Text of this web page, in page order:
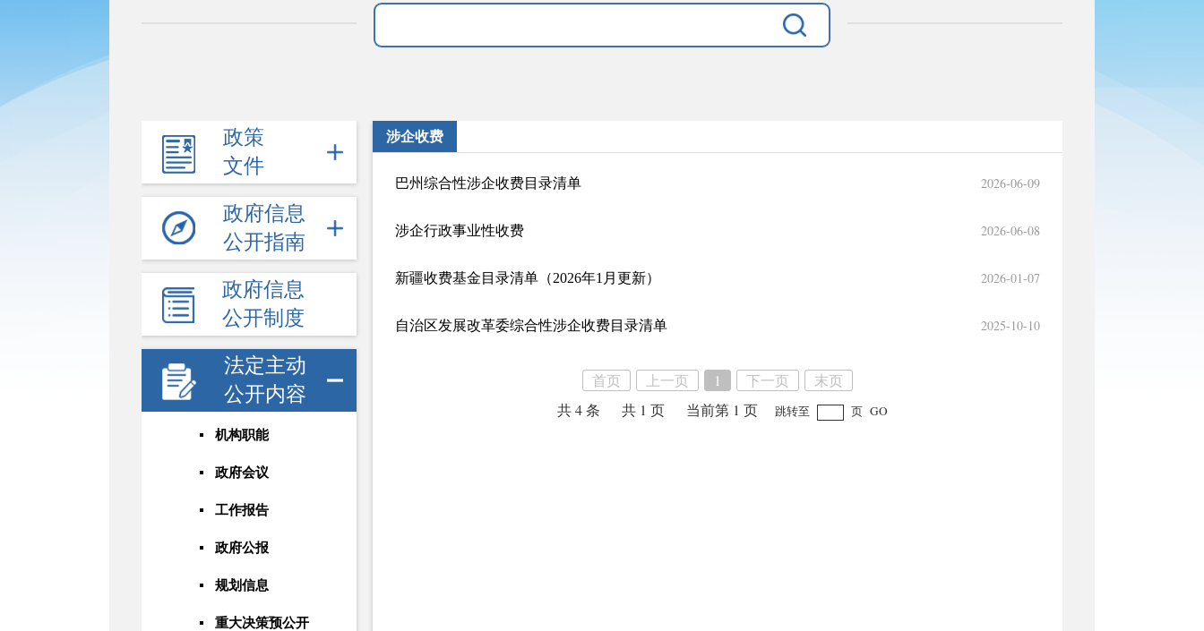
政策
文件
政府信息
公开指南
政府信息
公开制度
法定主动
公开内容
机构职能
政府会议
工作报告
政府公报
规划信息
重大决策预公开
涉企收费
巴州综合性涉企收费目录清单 2026-06-09
涉企行政事业性收费 2026-06-08
新疆收费基金目录清单（2026年1月更新） 2026-01-07
自治区发展改革委综合性涉企收费目录清单 2025-10-10
首页 上一页 1 下一页
末页
共 4 条
共 1 页 当前第 1 页 跳转至 页 GO